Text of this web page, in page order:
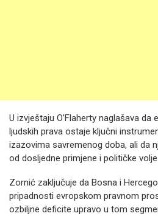
U izvještaju O’Flaherty naglašava da
ljudskih prava ostaje ključni
izazovima savremenog doba, ali da
od dosljedne primjene i političke
Zornić zaključuje da Bosna i
pripadnosti evropskom pravnom
ozbiljne deficite upravo u tom